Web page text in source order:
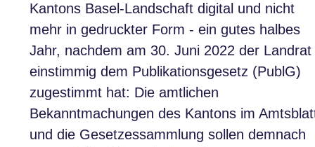
Kantons Basel-Landschaft digital und nicht
mehr in gedruckter Form - ein gutes halbes
Jahr, nachdem am 30. Juni 2022 der Landrat
einstimmig dem Publikationsgesetz (PublG)
zugestimmt hat: Die amtlichen
Bekanntmachungen des Kantons im
und die Gesetzessammlung sollen demnach